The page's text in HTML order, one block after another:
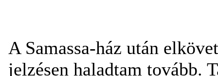
A Samassa-ház után
jelzésen haladtam tovább.